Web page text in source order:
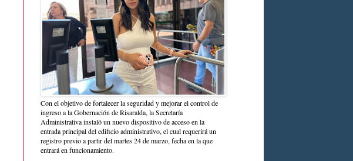
Con el objetivo de fortalecer la seguridad y mejorar el control de
ingreso a la Gobernación de Risaralda, la Secretaría
Administrativa instaló un nuevo dispositivo de acceso en la
entrada principal del edificio administrativo, el cual requerirá un
registro previo a partir del martes 24 de marzo, fecha en la que
entrará en funcionamiento.